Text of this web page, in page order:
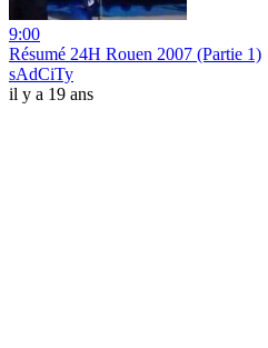
9:00
Résumé 24H Rouen 2007 (Partie 1)
sAdCiTy
il y a 19 ans